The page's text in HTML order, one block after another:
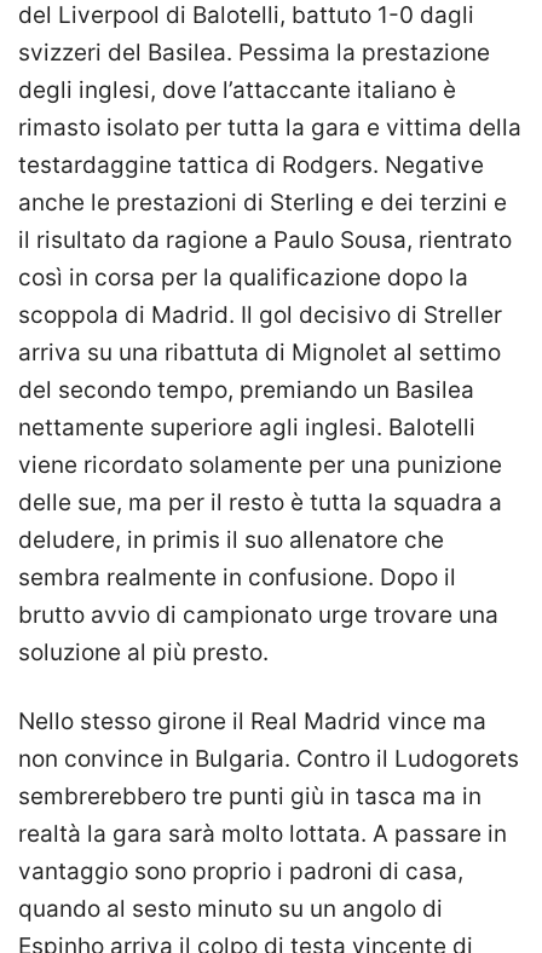
del Liverpool di Balotelli, battuto 1-0 dagli
svizzeri del Basilea. Pessima la prestazione
degli inglesi, dove l’attaccante italiano è
rimasto isolato per tutta la gara e vittima della
testardaggine tattica di Rodgers. Negative
anche le prestazioni di Sterling e dei terzini e
il risultato da ragione a Paulo Sousa, rientrato
così in corsa per la qualificazione dopo la
scoppola di Madrid. Il gol decisivo di Streller
arriva su una ribattuta di Mignolet al settimo
del secondo tempo, premiando un Basilea
nettamente superiore agli inglesi. Balotelli
viene ricordato solamente per una punizione
delle sue, ma per il resto è tutta la squadra a
deludere, in primis il suo allenatore che
sembra realmente in confusione. Dopo il
brutto avvio di campionato urge trovare una
soluzione al più presto.
Nello stesso girone il Real Madrid vince ma
non convince in Bulgaria. Contro il Ludogorets
sembrerebbero tre punti giù in tasca ma in
realtà la gara sarà molto lottata. A passare in
vantaggio sono proprio i padroni di casa,
quando al sesto minuto su un angolo di
Espinho arriva il colpo di testa vincente di